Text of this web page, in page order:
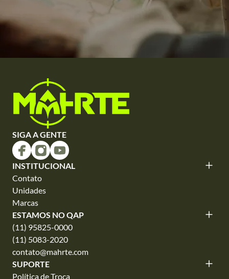
SIGA A GENTE
INSTITUCIONAL
Contato
Unidades
Marcas
ESTAMOS NO QAP
(11) 95825-0000
(11) 5083-2020
contato@mahrte.com
SUPORTE
Política de Troca